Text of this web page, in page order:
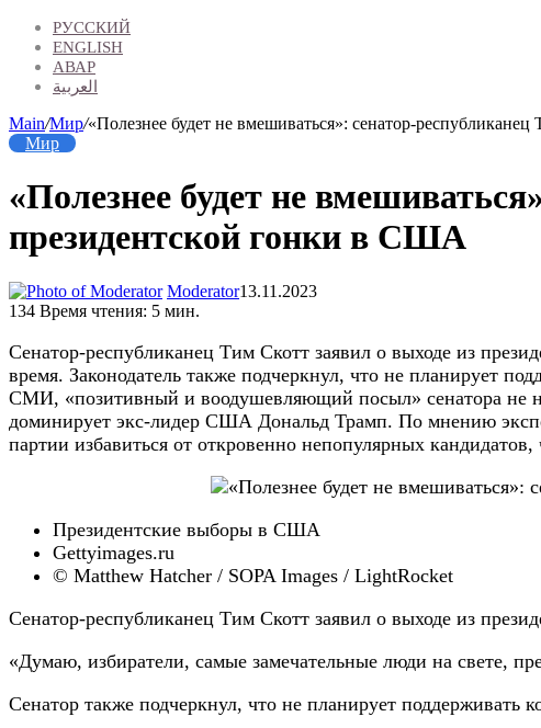
РУССКИЙ
ENGLISH
АВАР
العربية
Main/Мир/«Полезнее будет не вмешиваться»: сенатор-
Мир
«Полезнее будет не
президентской гонки в США
Moderator13.11.2023
134 Время чтения: 5 мин.
Сенатор-республиканец Тим Скотт заявил о выходе из
время. Законодатель также подчеркнул, что не планирует
СМИ, «позитивный и воодушевляющий посыл» сенатора не
доминирует экс-лидер США Дональд Трамп. По мнению
партии избавиться от откровенно непопулярных
Президентские выборы в США
Gettyimages.ru
© Matthew Hatcher / SOPA Images / LightRocket
Сенатор-республиканец Тим Скотт заявил о выходе из
«Думаю, избиратели, самые замечательные люди на свете,
Сенатор также подчеркнул, что не планирует поддерживать